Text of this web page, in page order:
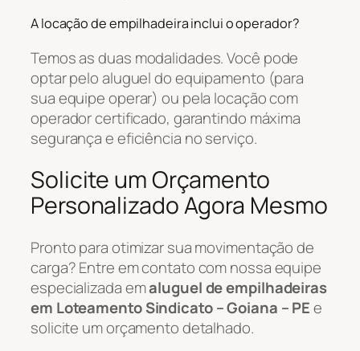
A locação de empilhadeira inclui o operador?
Temos as duas modalidades. Você pode
optar pelo aluguel do equipamento (para
sua equipe operar) ou pela locação com
operador certificado, garantindo máxima
segurança e eficiência no serviço.
Solicite um Orçamento
Personalizado Agora Mesmo
Pronto para otimizar sua movimentação de
carga? Entre em contato com nossa equipe
especializada emaluguel de empilhadeiras
em Loteamento Sindicato – Goiana – PEe
solicite um orçamento detalhado.